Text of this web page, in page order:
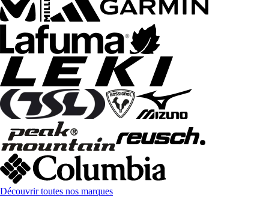
Découvrir toutes nos marques